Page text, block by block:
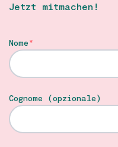
Jetzt mitmachen!
Nome
Cognome (opzionale)